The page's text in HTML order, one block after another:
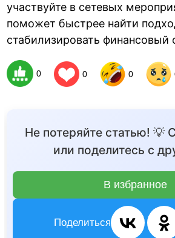
участвуйте в сетевых
поможет быстрее найти
стабилизировать финансовый
0 0 0
Не потеряйте статью! 💡
или поделитесь с
В избранное
Поделиться